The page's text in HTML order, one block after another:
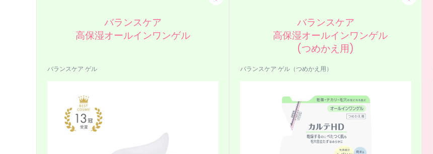
バランスケア
高保湿オールインワンゲル
バランスケア ゲル
バランスケア
高保湿オールインワンゲル
(つめかえ用)
バランスケア ゲル（つめかえ用）